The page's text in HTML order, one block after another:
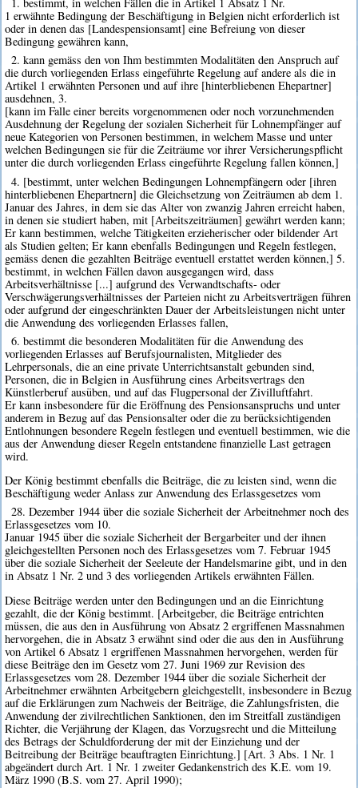
1 erwähnte Bedingung der Beschäftigung in Belgien nicht erforderlich ist
oder in denen das [Landespensionsamt] eine Befreiung von dieser
Bedingung gewähren kann,
2. kann gemäss den von Ihm bestimmten Modalitäten den Anspruch auf
die durch vorliegenden Erlass eingeführte Regelung auf andere als die in
Artikel 1 erwähnten Personen und auf ihre [hinterbliebenen Ehepartner]
ausdehnen, 3.
[kann im Falle einer bereits vorgenommenen oder noch vorzunehmenden
Ausdehnung der Regelung der sozialen Sicherheit für Lohnempfänger auf
neue Kategorien von Personen bestimmen, in welchem Masse und unter
welchen Bedingungen sie für die Zeiträume vor ihrer Versicherungspflicht
unter die durch vorliegenden Erlass eingeführte Regelung fallen können,]
4. [bestimmt, unter welchen Bedingungen Lohnempfängern oder [ihren
hinterbliebenen Ehepartnern] die Gleichsetzung von Zeiträumen ab dem 1.
Januar des Jahres, in dem sie das Alter von zwanzig Jahren erreicht haben,
in denen sie studiert haben, mit [Arbeitszeiträumen] gewährt werden kann;
Er kann bestimmen, welche Tätigkeiten erzieherischer oder bildender Art
als Studien gelten; Er kann ebenfalls Bedingungen und Regeln festlegen,
gemäss denen die gezahlten Beiträge eventuell erstattet werden können,] 5.
bestimmt, in welchen Fällen davon ausgegangen wird, dass
Arbeitsverhältnisse [...] aufgrund des Verwandtschafts- oder
Verschwägerungsverhältnisses der Parteien nicht zu Arbeitsverträgen führen
oder aufgrund der eingeschränkten Dauer der Arbeitsleistungen nicht unter
die Anwendung des vorliegenden Erlasses fallen,
6. bestimmt die besonderen Modalitäten für die Anwendung des
vorliegenden Erlasses auf Berufsjournalisten, Mitglieder des
Lehrpersonals, die an eine private Unterrichtsanstalt gebunden sind,
Personen, die in Belgien in Ausführung eines Arbeitsvertrags den
Künstlerberuf ausüben, und auf das Flugpersonal der Zivilluftfahrt.
Er kann insbesondere für die Eröffnung des Pensionsanspruchs und unter
anderem in Bezug auf das Pensionsalter oder die zu berücksichtigenden
Entlohnungen besondere Regeln festlegen und eventuell bestimmen, wie die
aus der Anwendung dieser Regeln entstandene finanzielle Last getragen
wird.
Der König bestimmt ebenfalls die Beiträge, die zu leisten sind, wenn die
Beschäftigung weder Anlass zur Anwendung des Erlassgesetzes vom
28. Dezember 1944 über die soziale Sicherheit der Arbeitnehmer noch des
Erlassgesetzes vom 10.
Januar 1945 über die soziale Sicherheit der Bergarbeiter und der ihnen
gleichgestellten Personen noch des Erlassgesetzes vom 7. Februar 1945
über die soziale Sicherheit der Seeleute der Handelsmarine gibt, und in den
in Absatz 1 Nr. 2 und 3 des vorliegenden Artikels erwähnten Fällen.
Diese Beiträge werden unter den Bedingungen und an die Einrichtung
gezahlt, die der König bestimmt. [Arbeitgeber, die Beiträge entrichten
müssen, die aus den in Ausführung von Absatz 2 ergriffenen Massnahmen
hervorgehen, die in Absatz 3 erwähnt sind oder die aus den in Ausführung
von Artikel 6 Absatz 1 ergriffenen Massnahmen hervorgehen, werden für
diese Beiträge den im Gesetz vom 27. Juni 1969 zur Revision des
Erlassgesetzes vom 28. Dezember 1944 über die soziale Sicherheit der
Arbeitnehmer erwähnten Arbeitgebern gleichgestellt, insbesondere in Bezug
auf die Erklärungen zum Nachweis der Beiträge, die Zahlungsfristen, die
Anwendung der zivilrechtlichen Sanktionen, den im Streitfall zuständigen
Richter, die Verjährung der Klagen, das Vorzugsrecht und die Mitteilung
des Betrags der Schuldforderung der mit der Einziehung und der
Beitreibung der Beiträge beauftragten Einrichtung.] [Art. 3 Abs. 1 Nr. 1
abgeändert durch Art. 1 Nr. 1 zweiter Gedankenstrich des K.E. vom 19.
März 1990 (B.S. vom 27. April 1990);